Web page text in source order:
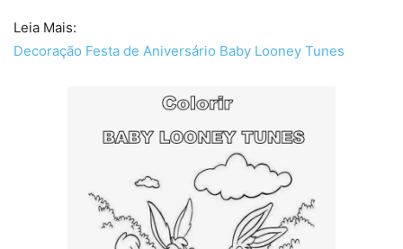
Leia Mais:
Decoração Festa de Aniversário Baby Looney Tunes